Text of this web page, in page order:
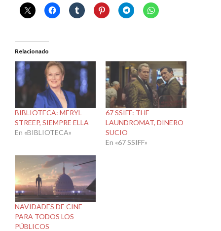
Relacionado
BIBLIOTECA: MERYL
STREEP, SIEMPRE ELLA
En «BIBLIOTECA»
67 SSIFF: THE
LAUNDROMAT, DINERO
SUCIO
En «67 SSIFF»
NAVIDADES DE CINE
PARA TODOS LOS
PÚBLICOS